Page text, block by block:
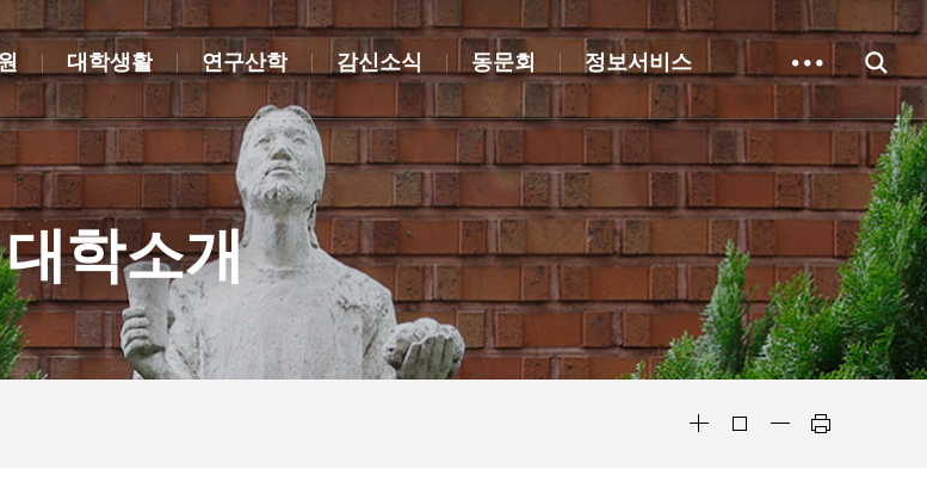
대학생활 연구산학 감신소식 동문회 정보서비스
대학소개